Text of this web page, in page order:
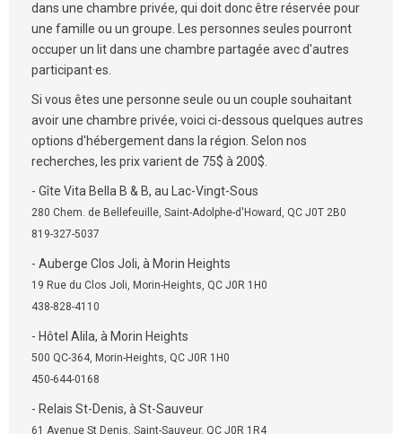
dans une chambre privée, qui doit donc être réservée pour
une famille ou un groupe. Les personnes seules pourront
occuper un lit dans une chambre partagée avec d'autres
participant·es.
Si vous êtes une personne seule ou un couple souhaitant
avoir une chambre privée, voici ci-dessous quelques autres
options d'hébergement dans la région. Selon nos
recherches, les prix varient de 75$ à 200$.
- Gîte Vita Bella B & B, au Lac-Vingt-Sous
280 Chem. de Bellefeuille, Saint-Adolphe-d'Howard, QC J0T 2B0
819-327-5037
- Auberge Clos Joli, à Morin Heights
19 Rue du Clos Joli, Morin-Heights, QC J0R 1H0
438-828-4110
- Hôtel Alila, à Morin Heights
500 QC-364, Morin-Heights, QC J0R 1H0
450-644-0168
- Relais St-Denis, à St-Sauveur
61 Avenue St Denis, Saint-Sauveur, QC J0R 1R4